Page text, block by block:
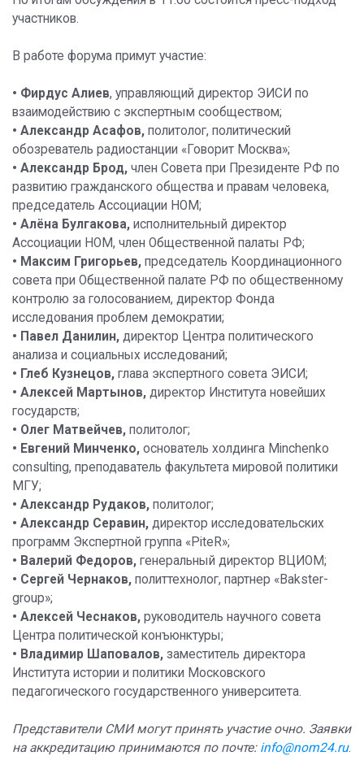
участников.
В работе форума примут участие:
• Фирдус Алиев, управляющий директор ЭИСИ по
взаимодействию с экспертным сообществом;
• Александр Асафов, политолог, политический
обозреватель радиостанции «Говорит Москва»;
• Александр Брод, член Совета при Президенте РФ по
развитию гражданского общества и правам человека,
председатель Ассоциации НОМ;
• Алёна Булгакова, исполнительный директор
Ассоциации НОМ, член Общественной палаты РФ;
• Максим Григорьев, председатель Координационного
совета при Общественной палате РФ по общественному
контролю за голосованием, директор Фонда
исследования проблем демократии;
• Павел Данилин, директор Центра политического
анализа и социальных исследований;
• Глеб Кузнецов, глава экспертного совета ЭИСИ;
• Алексей Мартынов, директор Института новейших
государств;
• Олег Матвейчев, политолог;
• Евгений Минченко, основатель холдинга Minchenko
consulting, преподаватель факультета мировой политики
МГУ;
• Александр Рудаков, политолог;
• Александр Серавин, директор исследовательских
программ Экспертной группа «PiteR»;
• Валерий Федоров, генеральный директор ВЦИОМ;
• Сергей Чернаков, политтехнолог, партнер «Bakster-
group»;
• Алексей Чеснаков, руководитель научного совета
Центра политической конъюнктуры;
• Владимир Шаповалов, заместитель директора
Института истории и политики Московского
педагогического государственного университета.
Представители СМИ могут принять участие очно. Заявки
на аккредитацию принимаются по почте: info@nom24.ru.